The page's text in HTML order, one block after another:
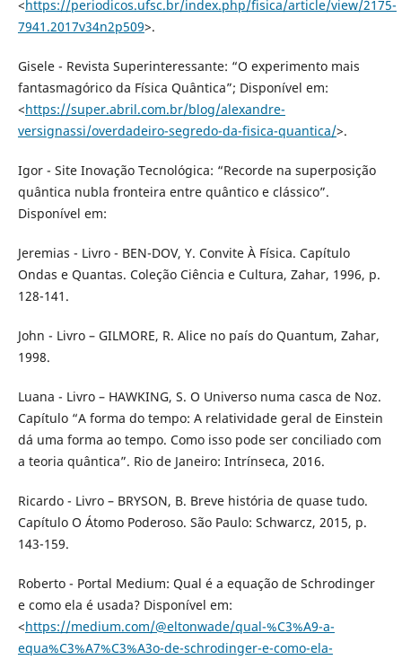
<https://periodicos.ufsc.br/index.php/fisica/article/view/2175-
7941.2017v34n2p509>.
Gisele - Revista Superinteressante: “O experimento mais
fantasmagórico da Física Quântica”; Disponível em:
<https://super.abril.com.br/blog/alexandre-
versignassi/overdadeiro-segredo-da-fisica-quantica/>.
Igor - Site Inovação Tecnológica: “Recorde na superposição
quântica nubla fronteira entre quântico e clássico”.
Disponível em:
Jeremias - Livro - BEN-DOV, Y. Convite À Física. Capítulo
Ondas e Quantas. Coleção Ciência e Cultura, Zahar, 1996, p.
128-141.
John - Livro – GILMORE, R. Alice no país do Quantum, Zahar,
1998.
Luana - Livro – HAWKING, S. O Universo numa casca de Noz.
Capítulo “A forma do tempo: A relatividade geral de Einstein
dá uma forma ao tempo. Como isso pode ser conciliado com
a teoria quântica”. Rio de Janeiro: Intrínseca, 2016.
Ricardo - Livro – BRYSON, B. Breve história de quase tudo.
Capítulo O Átomo Poderoso. São Paulo: Schwarcz, 2015, p.
143-159.
Roberto - Portal Medium: Qual é a equação de Schrodinger
e como ela é usada? Disponível em:
<https://medium.com/@eltonwade/qual-%C3%A9-a-
equa%C3%A7%C3%A3o-de-schrodinger-e-como-ela-